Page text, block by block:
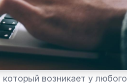
возникает у любого